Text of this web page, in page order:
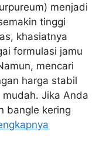
menjadi
tinggi
khasiatnya
formulasi jamu
mencari
harga stabil
Jika Anda
bangle kering